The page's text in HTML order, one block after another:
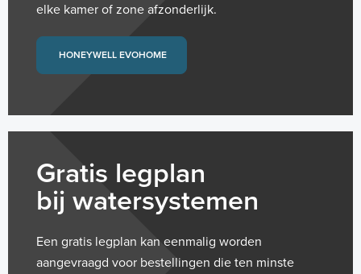
elke kamer of zone afzonderlijk.
HONEYWELL EVOHOME
Gratis legplan
bij watersystemen
Een gratis legplan kan eenmalig worden
aangevraagd voor bestellingen die ten minste